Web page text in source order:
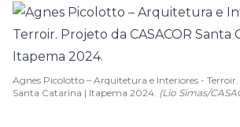
Agnes Picolotto – Arquitetura e Interiores -
Santa Catarina | Itapema 2024. (Lio Simas/